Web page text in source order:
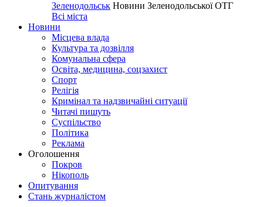
Зеленодольськ Новини Зеленодольської ОТГ
Всі міста
Новини
Місцева влада
Культура та дозвілля
Комунальна сфера
Освіта, медицина, соцзахист
Спорт
Релігія
Кримінал та надзвичайні ситуації
Читачі пишуть
Суспільство
Політика
Реклама
Оголошення
Покров
Нікополь
Опитування
Стань журналістом